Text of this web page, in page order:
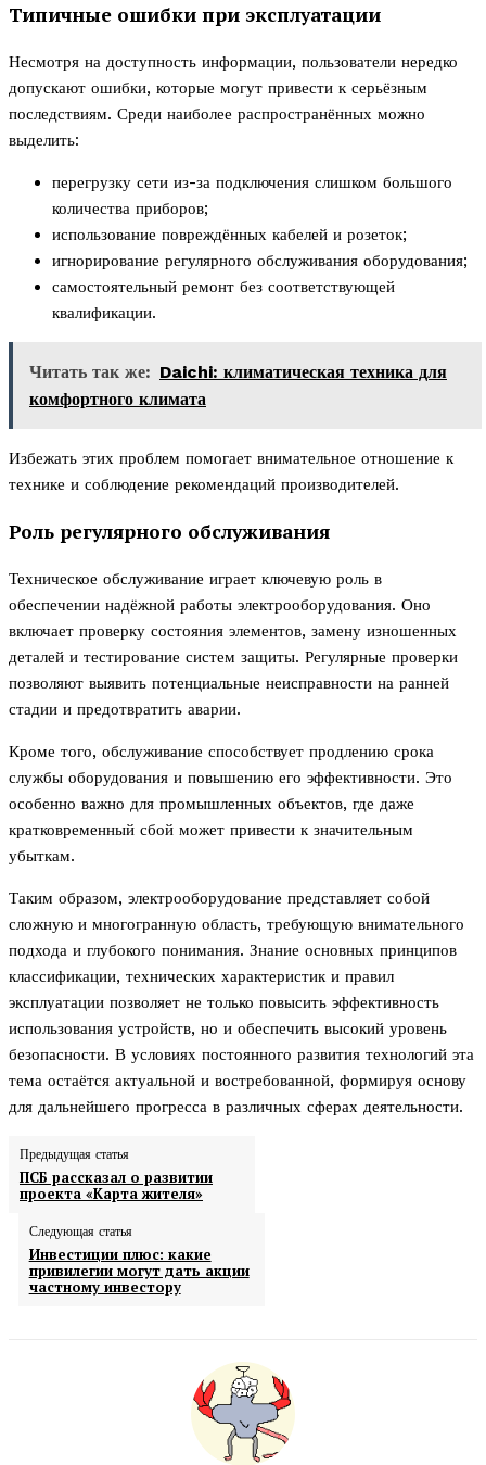
Типичные ошибки при эксплуатации
Несмотря на доступность информации, пользователи нередко
допускают ошибки, которые могут привести к серьёзным
последствиям. Среди наиболее распространённых можно
выделить:
перегрузку сети из-за подключения слишком большого
количества приборов;
использование повреждённых кабелей и розеток;
игнорирование регулярного обслуживания оборудования;
самостоятельный ремонт без соответствующей
квалификации.
Читать так же: Daichi: климатическая техника для
комфортного климата
Избежать этих проблем помогает внимательное отношение к
технике и соблюдение рекомендаций производителей.
Роль регулярного обслуживания
Техническое обслуживание играет ключевую роль в
обеспечении надёжной работы электрооборудования. Оно
включает проверку состояния элементов, замену изношенных
деталей и тестирование систем защиты. Регулярные проверки
позволяют выявить потенциальные неисправности на ранней
стадии и предотвратить аварии.
Кроме того, обслуживание способствует продлению срока
службы оборудования и повышению его эффективности. Это
особенно важно для промышленных объектов, где даже
кратковременный сбой может привести к значительным
убыткам.
Таким образом, электрооборудование представляет собой
сложную и многогранную область, требующую внимательного
подхода и глубокого понимания. Знание основных принципов
классификации, технических характеристик и правил
эксплуатации позволяет не только повысить эффективность
использования устройств, но и обеспечить высокий уровень
безопасности. В условиях постоянного развития технологий эта
тема остаётся актуальной и востребованной, формируя основу
для дальнейшего прогресса в различных сферах деятельности.
Предыдущая статья
ПСБ рассказал о развитии
проекта «Карта жителя»
Следующая статья
Инвестиции плюс: какие
привилегии могут дать акции
частному инвестору